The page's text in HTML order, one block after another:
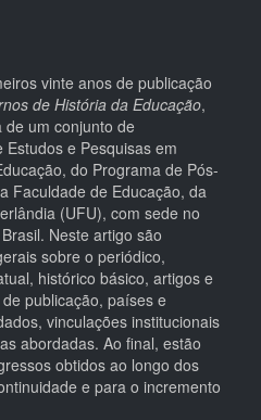
vinte anos de publicação
de História da Educação,
um conjunto de
e Pesquisas em
do Programa de Pós-
Faculdade de Educação, da
(UFU), com sede no
Neste artigo são
sobre o periódico,
histórico básico, artigos e
publicação, países e
vinculações institucionais
abordadas. Ao final, estão
obtidos ao longo dos
e para o incremento